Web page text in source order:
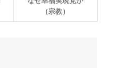
（宗教）